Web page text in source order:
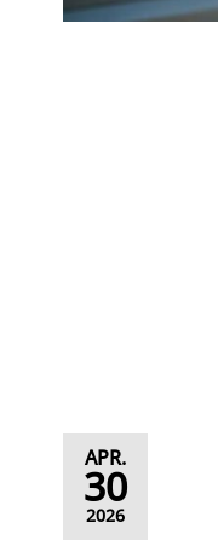
APR.
30
2026